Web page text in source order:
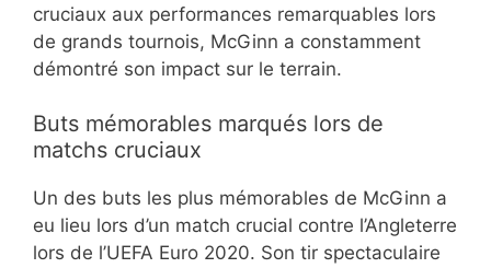
cruciaux aux performances remarquables lors
de grands tournois, McGinn a constamment
démontré son impact sur le terrain.
Buts mémorables marqués lors de
matchs cruciaux
Un des buts les plus mémorables de McGinn a
eu lieu lors d’un match crucial contre l’Angleterre
lors de l’UEFA Euro 2020. Son tir spectaculaire